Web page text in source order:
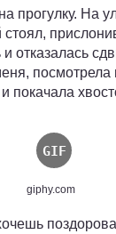
прогулку. На
отказалась
посмотрела
покачала
giphy.com